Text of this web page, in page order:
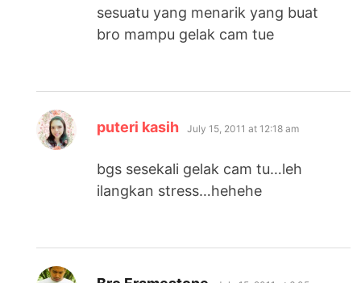
sesuatu yang menarik yang buat
bro mampu gelak cam tue
puteri kasih says:
July 15, 2011 at 12:18 am
bgs sesekali gelak cam tu…leh
ilangkan stress…hehehe
says: